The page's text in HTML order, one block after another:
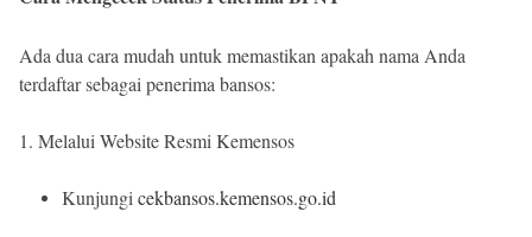
Ada dua cara mudah untuk memastikan apakah nama Anda
terdaftar sebagai penerima bansos:
1. Melalui Website Resmi Kemensos
Kunjungi cekbansos.kemensos.go.id